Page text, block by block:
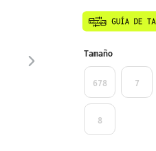
Seleccione
Tamaño
678 7
8